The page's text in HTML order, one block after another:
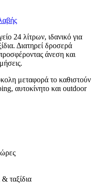
24 λίτρων, ιδανικό για
Διατηρεί δροσερά
άνεση και
μεταφορά το καθιστούν
αυτοκίνητο και outdoor
ταξίδια